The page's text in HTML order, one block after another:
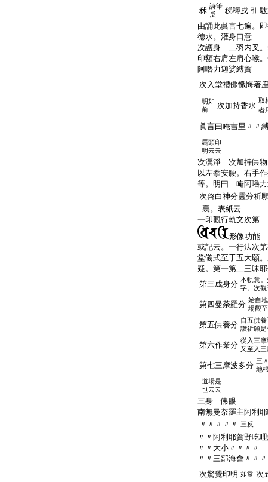
秫 詩筆
反
稊䅶戌 引
由誦此眞言七遍。
徳水。灌身口意
次護身 二羽内叉。
印額右肩左肩心喉
阿嚕力迦娑縛賀
次入堂禮佛懺悔著
明如
前
次加持香水
取
者
眞言曰唵吉里〃〃
馬頭印
明云云
次灑淨 次加持供
以左拳安腰。右手
等。明曰 唵阿嚕力
次啓白神分靈分祈
裏。表紙云
一印觀行軌文次第
形像功能
或記云。一行法次
堂儀式至于五大願
疑。第一第二三昧
第三成身分 本軌意
字。次
第四曼荼羅分 始自
場觀
第五供養分 自五供
讃祈願是
第六作業分 從入三
又至入
第七三摩波多分 三
地
道場是
也云云
三身 佛眼
南無曼荼羅主阿利
〃〃〃〃〃
三反
〃〃阿利耶賀野吃
〃〃大小〃〃〃〃
〃〃三部海會〃〃
次驚覺印明 如常 次